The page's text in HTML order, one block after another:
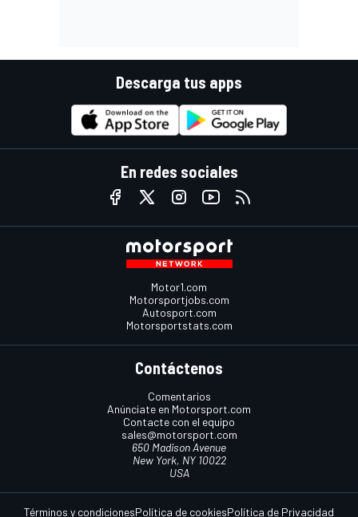
Descarga tus apps
En redes sociales
Motor1.com
Motorsportjobs.com
Autosport.com
Motorsportstats.com
Contáctenos
Comentarios
Anúnciate en Motorsport.com
Contacte con el equipo
sales@motorsport.com
650 Madison Avenue
New York, NY 10022
USA
Términos y condicionesPolítica de cookiesPolítica de Privacidad